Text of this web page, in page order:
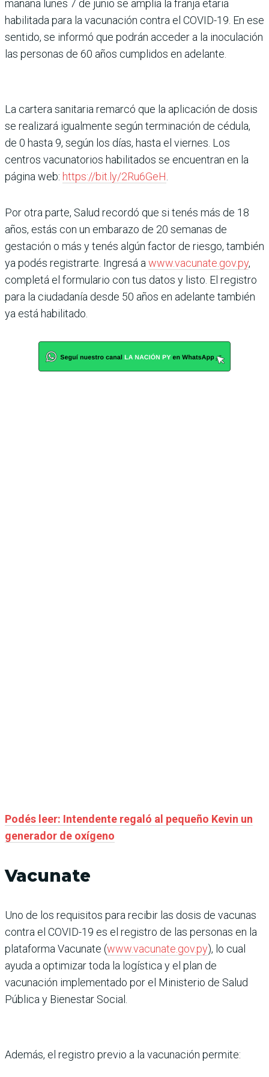
mañana lunes 7 de junio se amplía la franja etaria
habilitada para la vacunación contra el COVID-19. En ese
sentido, se informó que podrán acceder a la inoculación
las personas de 60 años cumplidos en adelante.
La cartera sanitaria remarcó que la aplicación de dosis
se realizará igualmente según terminación de cédula,
de 0 hasta 9, según los días, hasta el viernes. Los
centros vacunatorios habilitados se encuentran en la
página web: https://bit.ly/2Ru6GeH
Por otra parte, Salud recordó que si tenés más de 18
años, estás con un embarazo de 20 semanas de
gestación o más y tenés algún factor de riesgo, también
ya podés registrarte. Ingresá a www.vacunate.gov.py,
completá el formulario con tus datos y listo. El registro
para la ciudadanía desde 50 años en adelante también
ya está habilitado.
Podés leer: Intendente regaló al pequeño Kevin un
generador de oxígeno
Vacunate
Uno de los requisitos para recibir las dosis de vacunas
contra el COVID-19 es el registro de las personas en la
plataforma Vacunate (www.vacunate.gov.py), lo cual
ayuda a optimizar toda la logística y el plan de
vacunación implementado por el Ministerio de Salud
Pública y Bienestar Social.
Además, el registro previo a la vacunación permite: